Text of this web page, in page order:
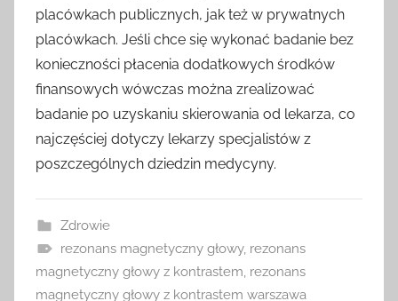
placówkach publicznych, jak też w prywatnych
placówkach. Jeśli chce się wykonać badanie bez
konieczności płacenia dodatkowych środków
finansowych wówczas można zrealizować
badanie po uzyskaniu skierowania od lekarza, co
najczęściej dotyczy lekarzy specjalistów z
poszczególnych dziedzin medycyny.
Zdrowie
rezonans magnetyczny głowy, rezonans
magnetyczny głowy z kontrastem, rezonans
magnetyczny głowy z kontrastem warszawa